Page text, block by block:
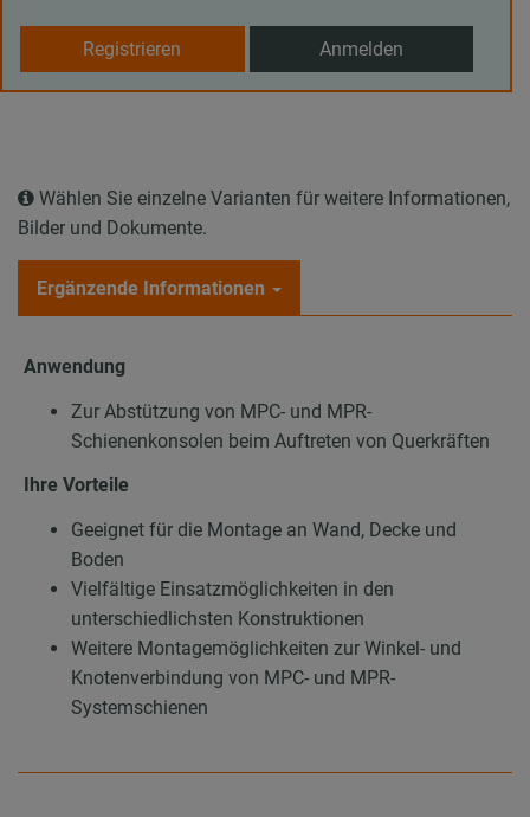
Registrieren Anmelden
Wählen Sie einzelne Varianten für weitere Informationen,
Bilder und Dokumente.
Ergänzende Informationen
Anwendung
Zur Abstützung von MPC- und MPR-
Schienenkonsolen beim Auftreten von Querkräften
Ihre Vorteile
Geeignet für die Montage an Wand, Decke und
Boden
Vielfältige Einsatzmöglichkeiten in den
unterschiedlichsten Konstruktionen
Weitere Montagemöglichkeiten zur Winkel- und
Knotenverbindung von MPC- und MPR-
Systemschienen